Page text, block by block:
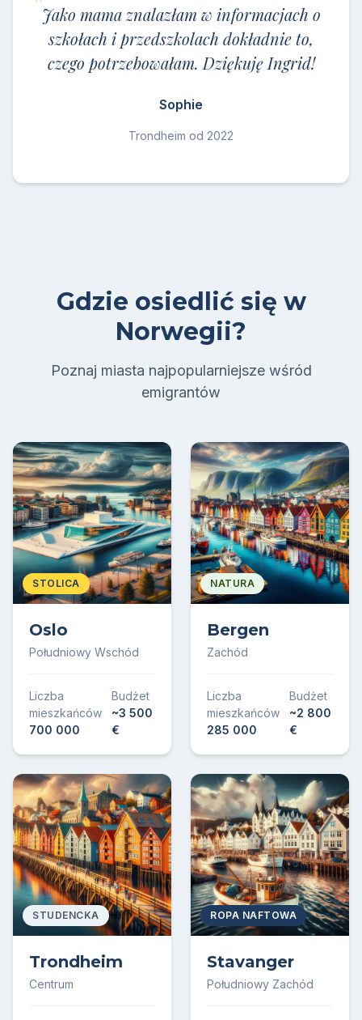
Jako mama znalazłam w informacjach o
szkołach i przedszkolach dokładnie to,
czego potrzebowałam. Dziękuję Ingrid!
Sophie
Trondheim od 2022
Gdzie osiedlić się w
Norwegii?
Poznaj miasta najpopularniejsze wśród
emigrantów
STOLICA
Oslo
Południowy Wschód
Liczba
mieszkańców
700 000
Budżet
~3 500
€
NATURA
Bergen
Zachód
Liczba
mieszkańców
285 000
Budżet
~2 800
€
STUDENCKA
Trondheim
Centrum
ROPA NAFTOWA
Stavanger
Południowy Zachód